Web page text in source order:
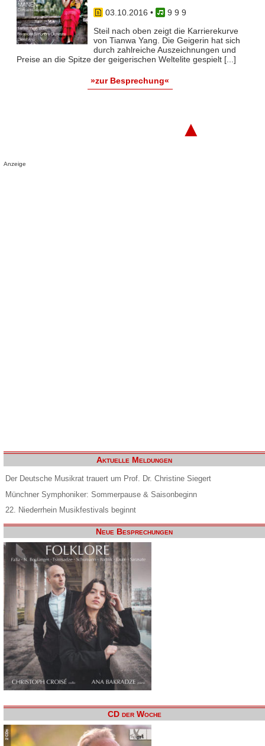
03.10.2016 •
9 9 9
Steil nach oben zeigt die Karrierekurve
von Tianwa Yang. Die Geigerin hat sich
durch zahlreiche Auszeichnungen und
Preise an die Spitze der geigerischen Weltelite gespielt [...]
»zur Besprechung«
▲
Anzeige
Aktuelle Meldungen
Der Deutsche Musikrat trauert um Prof. Dr. Christine Siegert
Münchner Symphoniker: Sommerpause & Saisonbeginn
22. Niederrhein Musikfestivals beginnt
Neue Besprechungen
CD der Woche